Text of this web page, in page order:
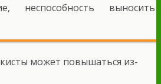
неспособность выносить
может повышаться из-